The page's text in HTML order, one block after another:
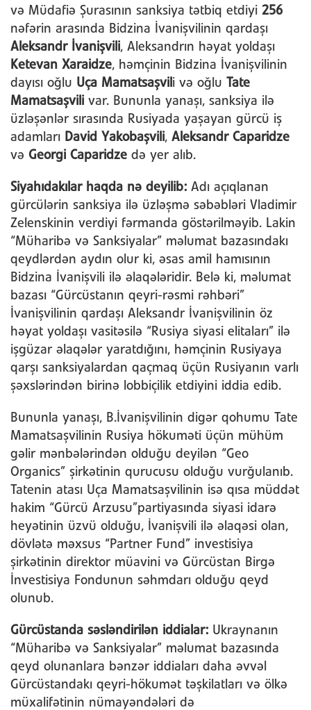
və Müdafiə Şurasının sanksiya tətbiq etdiyi 256
nəfərin arasında Bidzina İvanişvilinin qardaşı
Aleksandr İvanişvili, Aleksandrın həyat yoldaşı
Ketevan Xaraidze, həmçinin Bidzina İvanişvilinin
dayısı oğlu Uça Mamatsaşvil i və oğlu
Tate
Mamatsaşvili var. Bununla yanaşı, sanksiya ilə
üzləşənlər sırasında Rusiyada yaşayan gürcü iş
adamları David Yakobaşvili, Aleksandr Caparidze
və Georgi Caparidze də yer alıb.
Siyahıdakılar haqda nə deyilib: Adı açıqlanan
gürcülərin sanksiya ilə üzləşmə səbəbləri Vladimir
Zelenskinin verdiyi fərmanda göstərilməyib. Lakin
“Müharibə və Sanksiyalar” məlumat bazasındakı
qeydlərdən aydın olur ki, əsas amil hamısının
Bidzina İvanişvili ilə əlaqələridir. Belə ki, məlumat
bazası “Gürcüstanın qeyri-rəsmi rəhbəri”
İvanişvilinin qardaşı Aleksandr İvanişvilinin öz
həyat yoldaşı vasitəsilə “Rusiya siyasi elitaları” ilə
işgüzar əlaqələr yaratdığını, həmçinin Rusiyaya
qarşı sanksiyalardan qaçmaq üçün Rusiyanın varlı
şəxslərindən birinə lobbiçilik etdiyini iddia edib.
Bununla yanaşı, B.İvanişvilinin digər qohumu Tate
Mamatsaşvilinin Rusiya hökuməti üçün mühüm
gəlir mənbələrindən olduğu deyilən “Geo
Organics” şirkətinin qurucusu olduğu vurğulanıb.
Tatenin atası Uça Mamatsaşvilinin isə qısa müddət
hakim “Gürcü Arzusu”partiyasında siyasi idarə
heyətinin üzvü olduğu, İvanişvili ilə əlaqəsi olan,
dövlətə məxsus “Partner Fund” investisiya
şirkətinin direktor müavini və Gürcüstan Birgə
İnvestisiya Fondunun səhmdarı olduğu qeyd
olunub.
Gürcüstanda səsləndirilən iddialar: Ukraynanın
“Müharibə və Sanksiyalar” məlumat bazasında
qeyd olunanlara bənzər iddiaları daha əvvəl
Gürcüstandakı qeyri-hökumət təşkilatları və ölkə
müxalifətinin nümayəndələri də